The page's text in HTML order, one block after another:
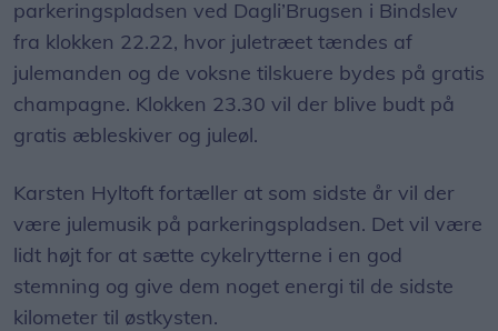
parkeringspladsen ved Dagli’Brugsen i Bindslev
fra klokken 22.22, hvor juletræet tændes af
julemanden og de voksne tilskuere bydes på gratis
champagne. Klokken 23.30 vil der blive budt på
gratis æbleskiver og juleøl.
Karsten Hyltoft fortæller at som sidste år vil der
være julemusik på parkeringspladsen. Det vil være
lidt højt for at sætte cykelrytterne i en god
stemning og give dem noget energi til de sidste
kilometer til østkysten.